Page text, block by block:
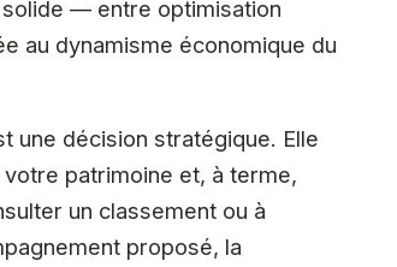
solide — entre optimisation
au dynamisme économique du
une décision stratégique. Elle
patrimoine et, à terme,
un classement ou à
proposé, la